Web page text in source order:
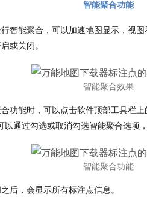
智能聚合功能
智能聚合，可以加速地图显示，视
或关闭。
智能聚合效果
功能时，可以点击软件顶部工具栏
以通过勾选或取消勾选智能聚合选项，
智能聚合功能
后，会显示所有标注点信息。